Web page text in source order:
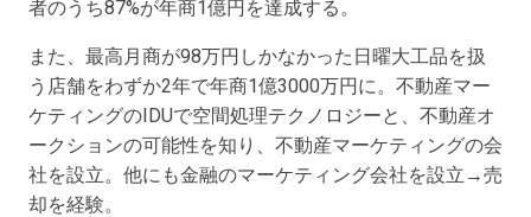
者のうち87%が年商1億円を達成する。
また、最高月商が98万円しかなかった日曜大工品を扱
う店舗をわずか2年で年商1億3000万円に。不動産マー
ケティングのIDUで空間処理テクノロジーと、不動産オ
ークションの可能性を知り、不動産マーケティングの会
社を設立。他にも金融のマーケティング会社を設立→売
却を経験。